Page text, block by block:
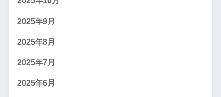
2025年9月
2025年8月
2025年7月
2025年6月